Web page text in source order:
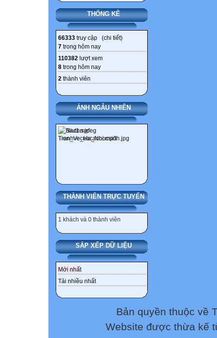
THỐNG KÊ
66333 truy cập (chi tiết)
7 trong hôm nay
110382 lượt xem
8 trong hôm nay
2 thành viên
ẢNH NGẪU NHIÊN
THÀNH VIÊN TRỰC TUYẾN
1 khách và 0 thành viên
SẮP XẾP DỮ LIỆU
Mới nhất
Tải nhiều nhất
Bản quyền thuộc về
Website được thừa kế